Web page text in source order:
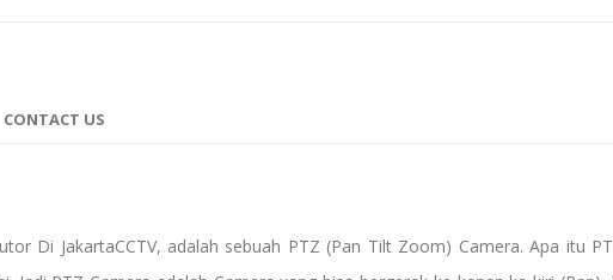
CONTACT US
Di JakartaCCTV, adalah sebuah PTZ (Pan Tilt Zoom) Camera. Apa itu